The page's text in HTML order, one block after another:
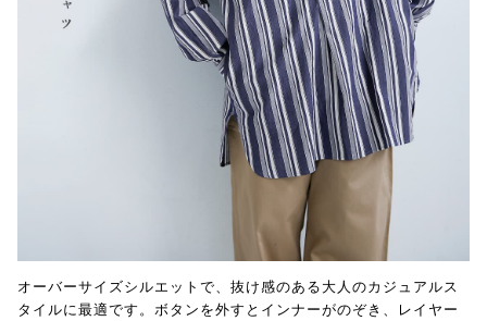
オーバーサイズシルエットで、抜け感のある大人のカジュアルス
タイルに最適です。ボタンを外すとインナーがのぞき、レイヤー